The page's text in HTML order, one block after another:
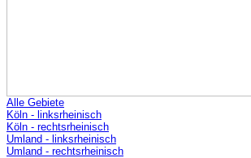
Alle Gebiete
Köln - linksrheinisch
Köln - rechtsrheinisch
Umland - linksrheinisch
Umland - rechtsrheinisch